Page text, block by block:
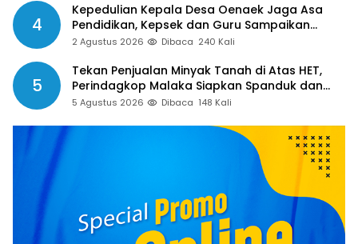
4
Kepedulian Kepala Desa Oenaek Jaga Asa
Pendidikan, Kepsek dan Guru Sampaikan
Apresiasi
2 Agustus 2026 Dibaca 240 Kali
5
Tekan Penjualan Minyak Tanah di Atas HET,
Perindagkop Malaka Siapkan Spanduk dan
Nomor Pengaduan
5 Agustus 2026 Dibaca 148 Kali